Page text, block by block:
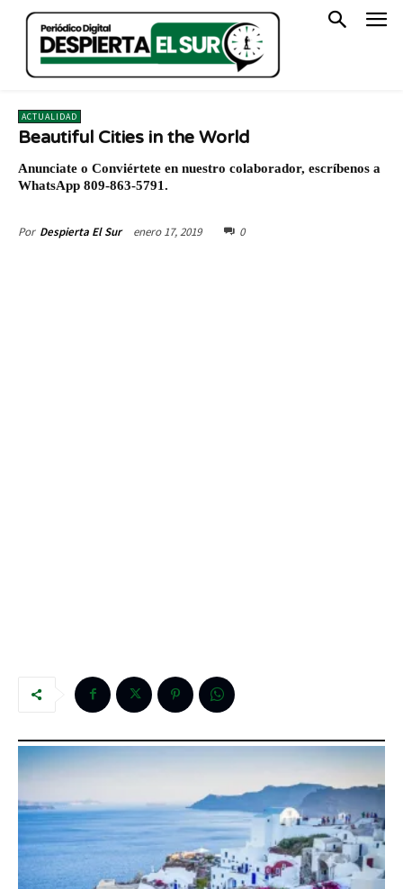
ACTUALIDAD
Beautiful Cities in the World
Anunciate o Conviértete en nuestro colaborador, escríbenos a
WhatsApp 809-863-5791.
Por Despierta El Sur enero 17, 2019 0